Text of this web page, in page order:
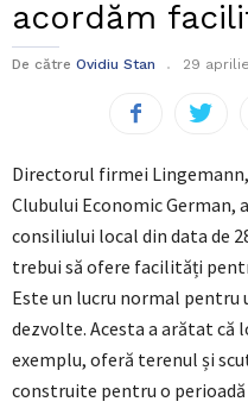
acordăm
De către Ovidiu Stan 29
Directorul firmei
Clubului Economic German,
consiliului local din data de
trebui să ofere facilități
Este un lucru normal pentru
dezvolte. Acesta a arătat că
exemplu, oferă terenul și
construite pentru o perioadă